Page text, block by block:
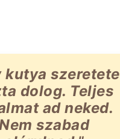
kutya szeretete
dolog. Teljes
ad neked.
szabad